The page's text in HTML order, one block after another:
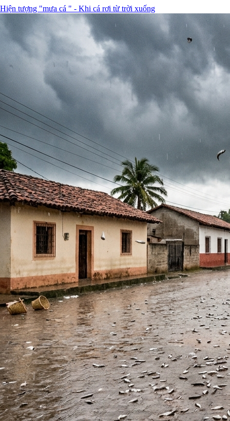
Hiện tượng "mưa cá " - Khi cá rơi từ trời xuống